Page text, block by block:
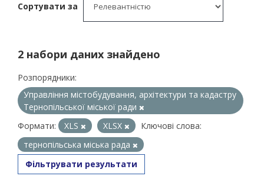
Сортувати за
2 набори даних знайдено
Розпорядники:
Управління містобудування, архітектури та кадастру
Тернопільської міської ради
Формати:
XLS XLSX
Ключові слова:
тернопільська міська рада
Фільтрувати результати